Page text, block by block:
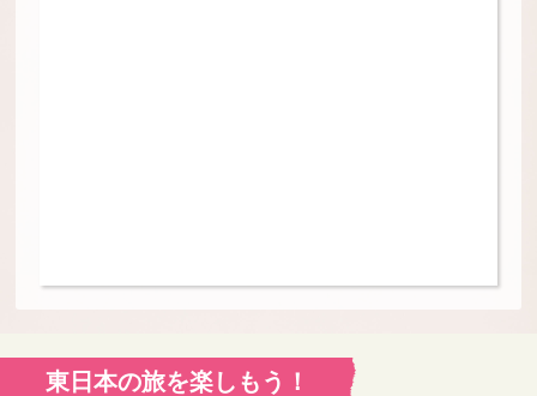
東日本の旅を楽しもう！